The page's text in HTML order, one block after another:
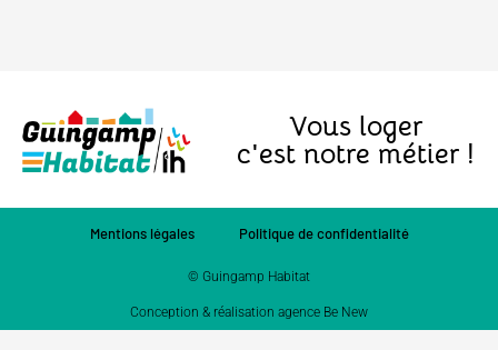
Vous loger
c'est notre métier !
Mentions légales Politique de confidentialité
© Guingamp Habitat
Conception & réalisation agence Be New